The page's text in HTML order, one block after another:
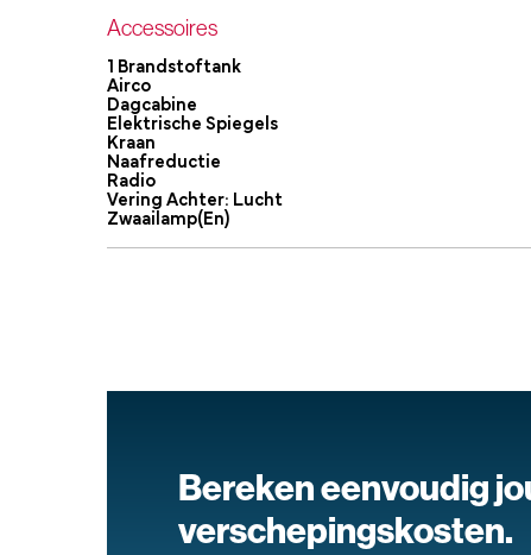
Accessoires
1 Brandstoftank
Airco
Dagcabine
Elektrische Spiegels
Kraan
Naafreductie
Radio
Vering Achter: Lucht
Zwaailamp(en)
Bereken eenvoudig
verschepingskosten.